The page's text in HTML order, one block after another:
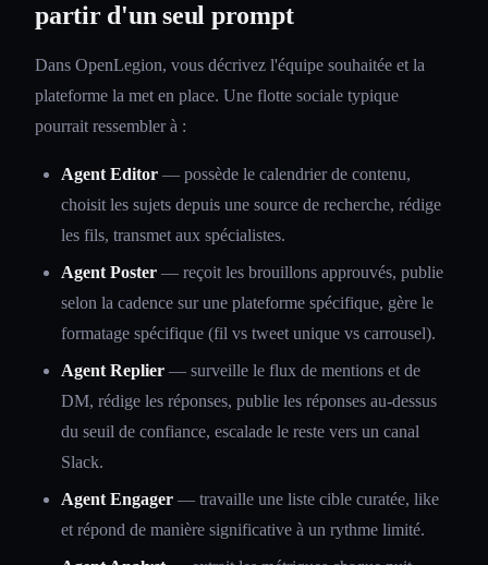
partir d'un seul prompt
Dans OpenLegion, vous décrivez l'équipe souhaitée et la
plateforme la met en place. Une flotte sociale typique
pourrait ressembler à :
Agent Editor — possède le calendrier de contenu,
choisit les sujets depuis une source de recherche, rédige
les fils, transmet aux spécialistes.
Agent Poster — reçoit les brouillons approuvés, publie
selon la cadence sur une plateforme spécifique, gère le
formatage spécifique (fil vs tweet unique vs carrousel).
Agent Replier — surveille le flux de mentions et de
DM, rédige les réponses, publie les réponses au-dessus
du seuil de confiance, escalade le reste vers un canal
Slack.
Agent Engager — travaille une liste cible curatée, like
et répond de manière significative à un rythme limité.